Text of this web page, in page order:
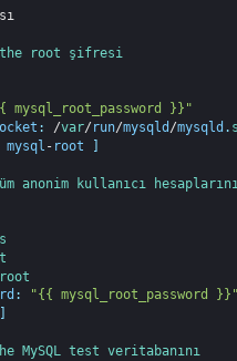
the root
şifresi
mysql_root_password }}"
: /var/ run/mysqld /mysqld .
mysql - root
anonim kullanıcı
root
:
"{{ mysql_root_password
MySQL test veritabanını